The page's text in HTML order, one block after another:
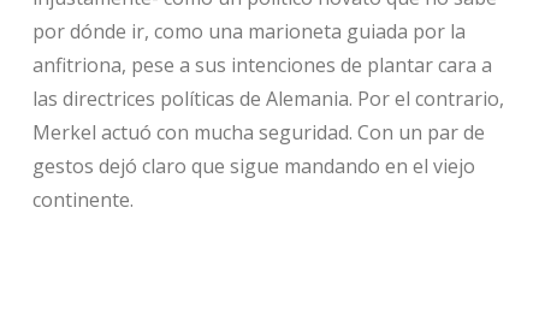
por dónde ir, como una marioneta guiada por la
anfitriona, pese a sus intenciones de plantar cara a
las directrices políticas de Alemania. Por el contrario,
Merkel actuó con mucha seguridad. Con un par de
gestos dejó claro que sigue mandando en el viejo
continente.